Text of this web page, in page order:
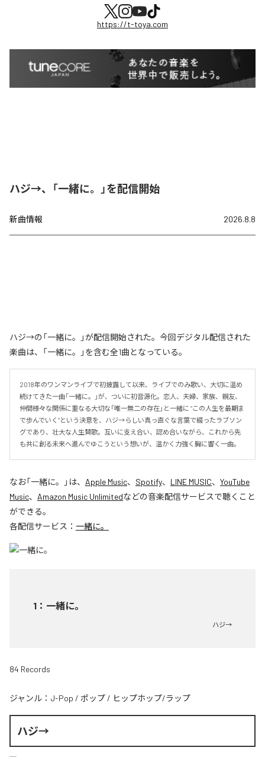
https://t-toya.com
ハジ→、「一緒に。」を配信開始
新曲情報 2026.8.8
ハジ→の「一緒に。」が配信開始された。今回デジタル配信された
楽曲は、「一緒に。」を含む全1曲となっている。
2018年のワンマンライブで初披露して以来、ライブでのみ歌い、大切に温め
続けてきた一曲「一緒に。」が、ついに初音源化。恋人、夫婦、家族、親友、
仲間――様々な関係に重なる大切な「唯一無二の存在」と一緒に “この人生を最期ま
で歩んでいく”という決意を、ハジ→らしい真っ直ぐな言葉で綴ったラブソン
グであり、壮大な人生賛歌。互いに支え合い、認め合いながら、これから先
も共に創る未来へ進んでゆこうという想いが、温かく力強く胸に響く一曲。
なお「一緒に。 」は、 Apple Music、 Spotify、 LINE MUSIC、 YouTube
Music、 Amazon Music Unlimitedなどの音楽配信サービスで聴くこと
ができる。
各配信サービス： 一緒に。
1 ： 一緒に。
ハジ→
84 Records
ジャンル： J-Pop / ポップ / ヒップホップ/ラップ
ハジ→